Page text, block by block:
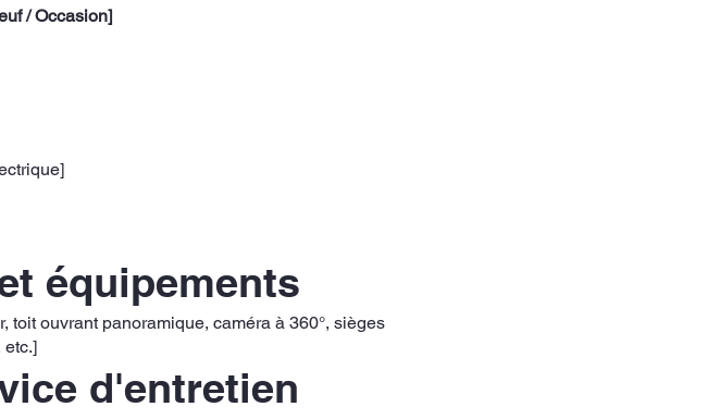
/ Occasion]
équipements
toit ouvrant panoramique, caméra à 360°, sièges
etc.]
d'entretien